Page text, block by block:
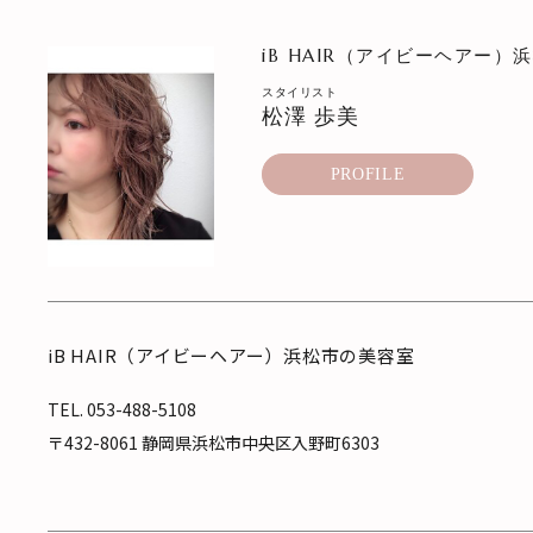
iB HAIR（アイビーヘアー）
スタイリスト
松澤 歩美
PROFILE
iB HAIR（アイビーヘアー）浜松市の美容室
TEL. 053-488-5108
〒432-8061 静岡県浜松市中央区入野町6303